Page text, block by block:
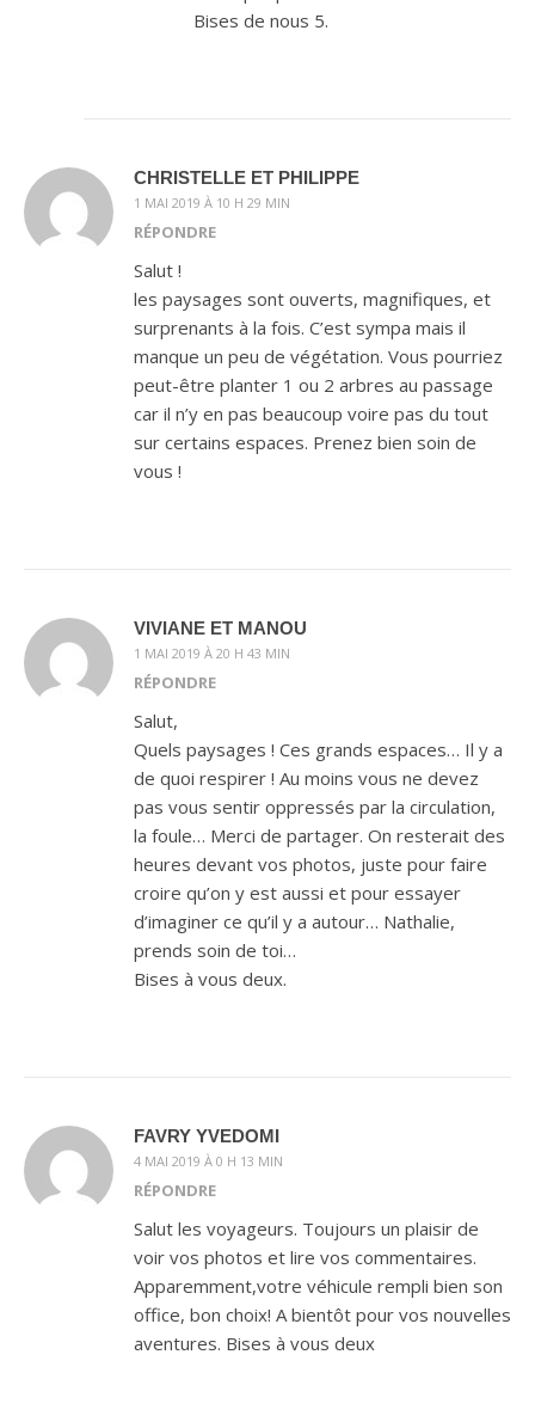
Bises de nous 5.
CHRISTELLE ET PHILIPPE
1 MAI 2019 À 10 H 29 MIN
RÉPONDRE
Salut !
les paysages sont ouverts, magnifiques, et
surprenants à la fois. C’est sympa mais il
manque un peu de végétation. Vous pourriez
peut-être planter 1 ou 2 arbres au passage
car il n’y en pas beaucoup voire pas du tout
sur certains espaces. Prenez bien soin de
vous !
VIVIANE ET MANOU
1 MAI 2019 À 20 H 43 MIN
RÉPONDRE
Salut,
Quels paysages ! Ces grands espaces… Il y a
de quoi respirer ! Au moins vous ne devez
pas vous sentir oppressés par la circulation,
la foule… Merci de partager. On resterait des
heures devant vos photos, juste pour faire
croire qu’on y est aussi et pour essayer
d’imaginer ce qu’il y a autour… Nathalie,
prends soin de toi…
Bises à vous deux.
FAVRY YVEDOMI
4 MAI 2019 À 0 H 13 MIN
RÉPONDRE
Salut les voyageurs. Toujours un plaisir de
voir vos photos et lire vos commentaires.
Apparemment,votre véhicule rempli bien son
office, bon choix! A bientôt pour vos nouvelles
aventures. Bises à vous deux